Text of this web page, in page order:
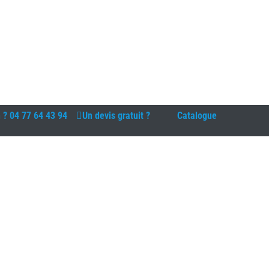
? 04 77 64 43 94 Un devis gratuit ? Catalogue